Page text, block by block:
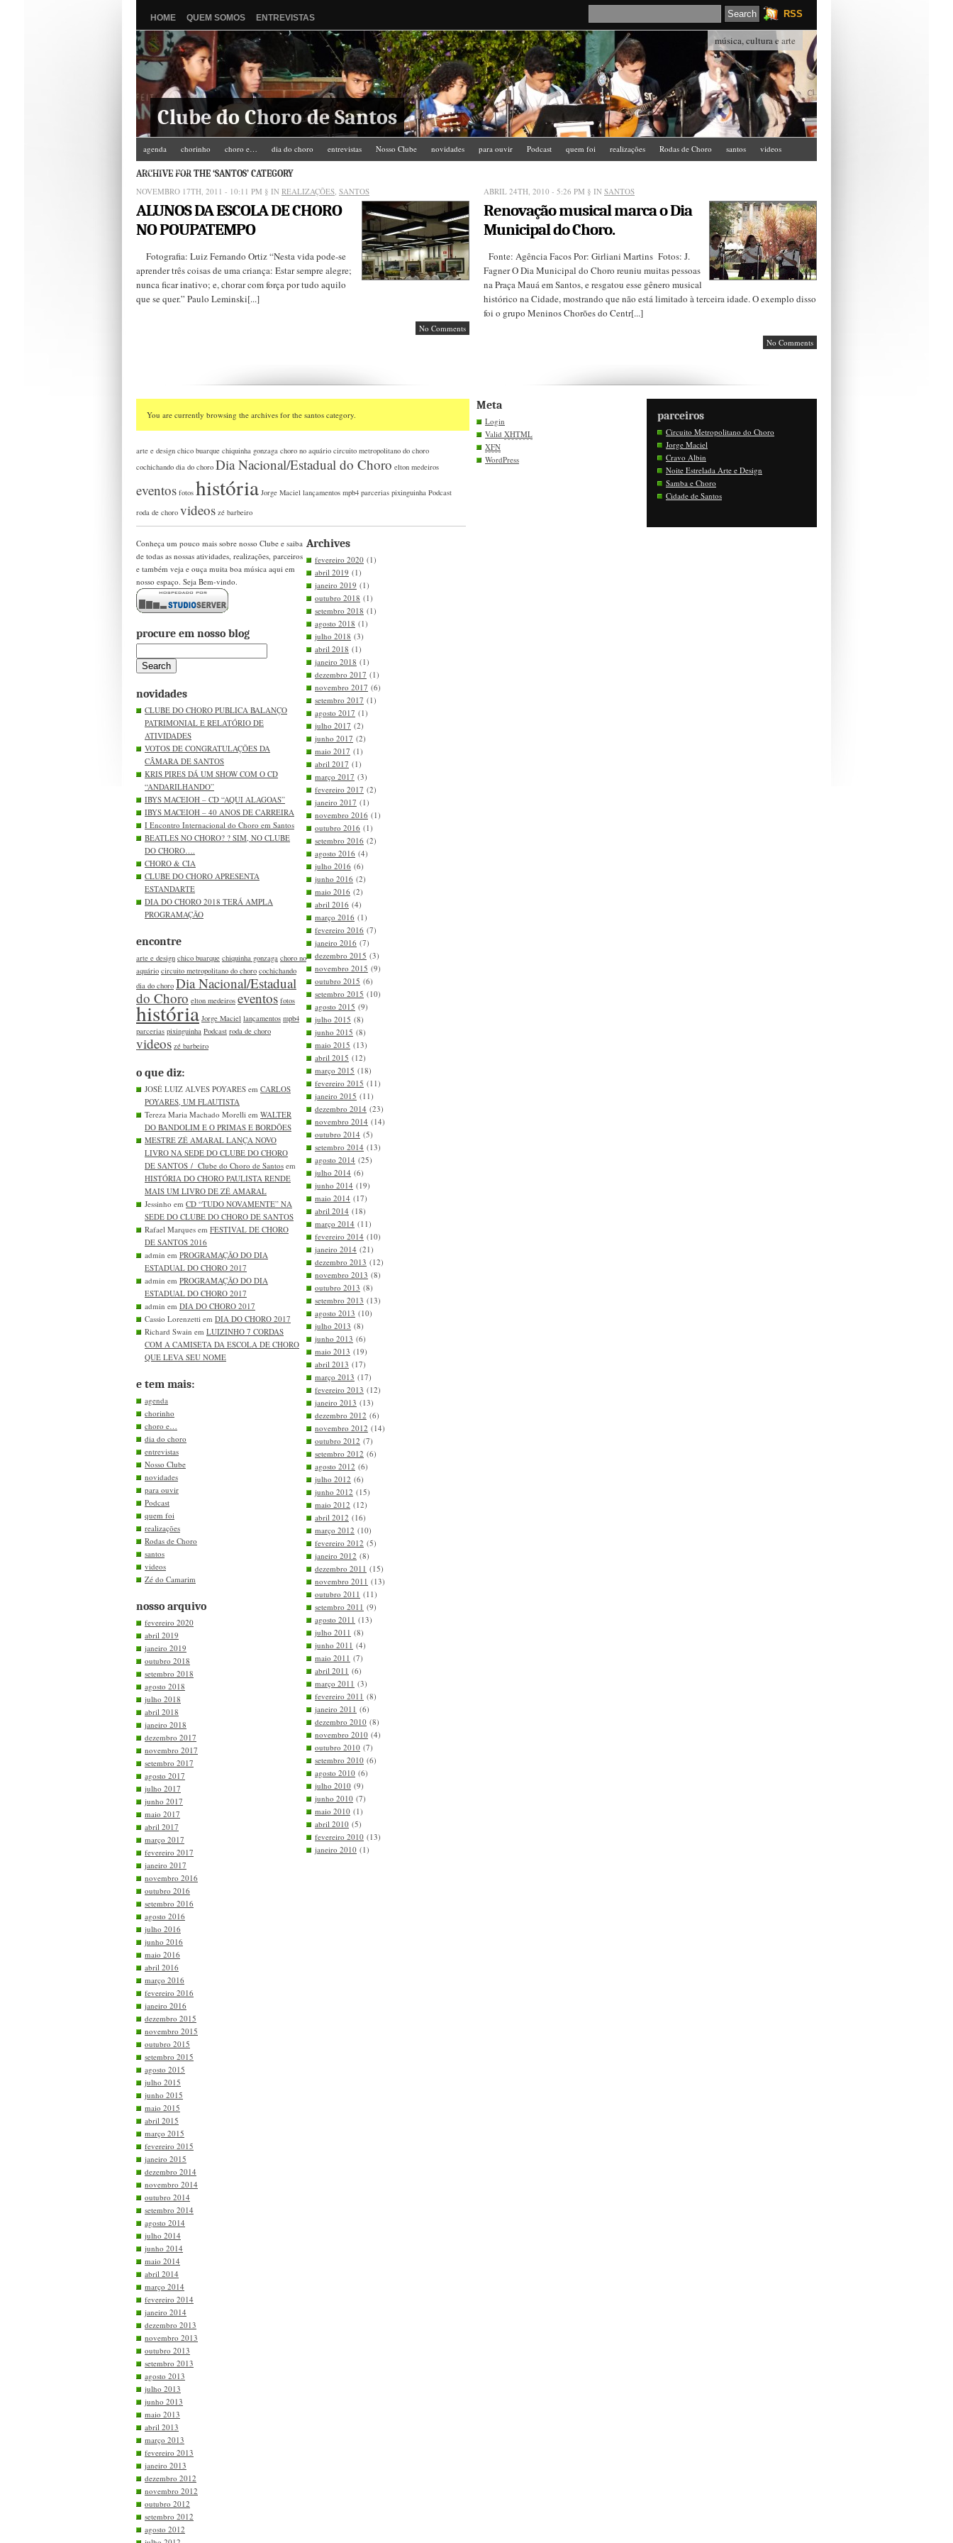
HOME QUEM SOMOS ENTREVISTAS RSS
Clube do Choro de Santos
música, cultura e arte
agenda chorinho choro e… dia do choro entrevistas Nosso Clube novidades para ouvir Podcast quem foi realizações Rodas de Choro santos
videos
Zé do Camarim
ARCHIVE FOR THE ‘SANTOS’ CATEGORY
NOVEMBRO 17TH, 2011 - 10:11 PM § IN REALIZAÇÕES, SANTOS
ALUNOS DA ESCOLA DE CHORO
NO POUPATEMPO
Fotografia: Luiz Fernando Ortiz “Nesta vida pode-se
aprender três coisas de uma criança: Estar sempre alegre;
nunca ficar inativo; e, chorar com força por tudo aquilo
que se quer.” Paulo Leminski[...]
No Comments
ABRIL 24TH, 2010 - 5:26 PM § IN SANTOS
Renovação musical marca o Dia
Municipal do Choro.
Fonte: Agência Facos Por: Girliani Martins Fotos: J.
Fagner O Dia Municipal do Choro reuniu muitas pessoas
na Praça Mauá em Santos, e resgatou esse gênero musical
histórico na Cidade, mostrando que não está limitado à terceira idade. O exemplo disso
foi o grupo Meninos Chorões do Centr[...]
No Comments
You are currently browsing the archives for the santos category.
arte e design chico buarque chiquinha gonzaga choro no aquário circuito metropolitano do choro
cochichando dia do choro Dia Nacional/Estadual do Choro elton medeiros
eventos fotos história Jorge Maciel lançamentos mpb4 parcerias pixinguinha Podcast
roda de choro videos zé barbeiro
Conheça um pouco mais sobre nosso Clube e saiba
de todas as nossas atividades, realizações, parceiros
e também veja e ouça muita boa música aqui em
nosso espaço. Seja Bem-vindo.
procure em nosso blog
novidades
CLUBE DO CHORO PUBLICA BALANÇO
PATRIMONIAL E RELATÓRIO DE
ATIVIDADES
VOTOS DE CONGRATULAÇÕES DA
CÂMARA DE SANTOS
KRIS PIRES DÁ UM SHOW COM O CD
“ANDARILHANDO”
IBYS MACEIOH – CD “AQUI ALAGOAS”
IBYS MACEIOH – 40 ANOS DE CARREIRA
I Encontro Internacional do Choro em Santos
BEATLES NO CHORO? ? SIM, NO CLUBE
DO CHORO….
CHORO & CIA
CLUBE DO CHORO APRESENTA
ESTANDARTE
DIA DO CHORO 2018 TERÁ AMPLA
PROGRAMAÇÃO
encontre
arte e design chico buarque chiquinha gonzaga choro no
aquário circuito metropolitano do choro cochichando
dia do choro Dia Nacional/Estadual
do Choro elton medeiros eventos fotos
história Jorge Maciel lançamentos mpb4
parcerias pixinguinha Podcast roda de choro
videos zé barbeiro
o que diz:
JOSÉ LUIZ ALVES POYARES em CARLOS
POYARES, UM FLAUTISTA
Tereza Maria Machado Morelli em WALTER
DO BANDOLIM E O PRIMAS E BORDÕES
MESTRE ZÉ AMARAL LANÇA NOVO
LIVRO NA SEDE DO CLUBE DO CHORO
DE SANTOS / Clube do Choro de Santos em
HISTÓRIA DO CHORO PAULISTA RENDE
MAIS UM LIVRO DE ZÉ AMARAL
Jessinho em CD “TUDO NOVAMENTE” NA
SEDE DO CLUBE DO CHORO DE SANTOS
Rafael Marques em FESTIVAL DE CHORO
DE SANTOS 2016
admin em PROGRAMAÇÃO DO DIA
ESTADUAL DO CHORO 2017
admin em PROGRAMAÇÃO DO DIA
ESTADUAL DO CHORO 2017
admin em DIA DO CHORO 2017
Cassio Lorenzetti em DIA DO CHORO 2017
Richard Swain em LUIZINHO 7 CORDAS
COM A CAMISETA DA ESCOLA DE CHORO
QUE LEVA SEU NOME
e tem mais:
agenda
chorinho
choro e…
dia do choro
entrevistas
Nosso Clube
novidades
para ouvir
Podcast
quem foi
realizações
Rodas de Choro
santos
videos
Zé do Camarim
nosso arquivo
fevereiro 2020
abril 2019
janeiro 2019
outubro 2018
setembro 2018
agosto 2018
julho 2018
abril 2018
janeiro 2018
dezembro 2017
novembro 2017
setembro 2017
agosto 2017
julho 2017
junho 2017
maio 2017
abril 2017
março 2017
fevereiro 2017
janeiro 2017
novembro 2016
outubro 2016
setembro 2016
agosto 2016
julho 2016
junho 2016
maio 2016
abril 2016
março 2016
fevereiro 2016
janeiro 2016
dezembro 2015
novembro 2015
outubro 2015
setembro 2015
agosto 2015
julho 2015
junho 2015
maio 2015
abril 2015
março 2015
fevereiro 2015
janeiro 2015
dezembro 2014
novembro 2014
outubro 2014
setembro 2014
agosto 2014
julho 2014
junho 2014
maio 2014
abril 2014
março 2014
fevereiro 2014
janeiro 2014
dezembro 2013
novembro 2013
outubro 2013
setembro 2013
agosto 2013
julho 2013
junho 2013
maio 2013
abril 2013
março 2013
fevereiro 2013
janeiro 2013
dezembro 2012
novembro 2012
outubro 2012
setembro 2012
agosto 2012
Archives
fevereiro 2020 (1)
abril 2019 (1)
janeiro 2019 (1)
outubro 2018 (1)
setembro 2018 (1)
agosto 2018 (1)
julho 2018 (3)
abril 2018 (1)
janeiro 2018 (1)
dezembro 2017 (1)
novembro 2017 (6)
setembro 2017 (1)
agosto 2017 (1)
julho 2017 (2)
junho 2017 (2)
maio 2017 (1)
abril 2017 (1)
março 2017 (3)
fevereiro 2017 (2)
janeiro 2017 (1)
novembro 2016 (1)
outubro 2016 (1)
setembro 2016 (2)
agosto 2016 (4)
julho 2016 (6)
junho 2016 (2)
maio 2016 (2)
abril 2016 (4)
março 2016 (1)
fevereiro 2016 (7)
janeiro 2016 (7)
dezembro 2015 (3)
novembro 2015 (9)
outubro 2015 (6)
setembro 2015 (10)
agosto 2015 (9)
julho 2015 (8)
junho 2015 (8)
maio 2015 (13)
abril 2015 (12)
março 2015 (18)
fevereiro 2015 (11)
janeiro 2015 (11)
dezembro 2014 (23)
novembro 2014 (14)
outubro 2014 (5)
setembro 2014 (13)
agosto 2014 (25)
julho 2014 (6)
junho 2014 (19)
maio 2014 (17)
abril 2014 (18)
março 2014 (11)
fevereiro 2014 (10)
janeiro 2014 (21)
dezembro 2013 (12)
novembro 2013 (8)
outubro 2013 (8)
setembro 2013 (13)
agosto 2013 (10)
julho 2013 (8)
junho 2013 (6)
maio 2013 (19)
abril 2013 (17)
março 2013 (17)
fevereiro 2013 (12)
janeiro 2013 (13)
dezembro 2012 (6)
novembro 2012 (14)
outubro 2012 (7)
setembro 2012 (6)
agosto 2012 (6)
julho 2012 (6)
junho 2012 (15)
maio 2012 (12)
abril 2012 (16)
março 2012 (10)
fevereiro 2012 (5)
janeiro 2012 (8)
dezembro 2011 (15)
novembro 2011 (13)
outubro 2011 (11)
setembro 2011 (9)
agosto 2011 (13)
julho 2011 (8)
junho 2011 (4)
maio 2011 (7)
abril 2011 (6)
março 2011 (3)
fevereiro 2011 (8)
janeiro 2011 (6)
dezembro 2010 (8)
novembro 2010 (4)
outubro 2010 (7)
setembro 2010 (6)
agosto 2010 (6)
julho 2010 (9)
junho 2010 (7)
maio 2010 (1)
abril 2010 (5)
fevereiro 2010 (13)
janeiro 2010 (1)
Meta
Login
Valid XHTML
XFN
WordPress
parceiros
Circuito Metropolitano do Choro
Jorge Maciel
Cravo Albin
Noite Estrelada Arte e Design
Samba e Choro
Cidade de Santos